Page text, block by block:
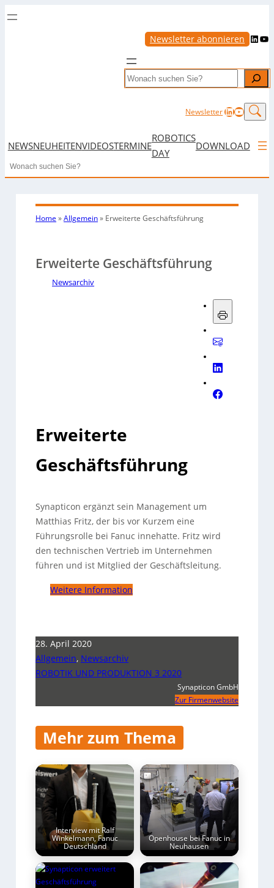
Newsletter abonnieren LinkedIn YouTube
Search
NewsletterLinkedIn
NEWSNEUHEITENVIDEOSTERMINE
ROBOTICS
DAY
DOWNLOAD
Search
Home »Allgemein» Erweiterte Geschäftsführung
Erweiterte Geschäftsführung
Newsarchiv
Erweiterte
Geschäftsführung
Synapticon ergänzt sein Management um
Matthias Fritz, der bis vor Kurzem eine
Führungsrolle bei Fanuc innehatte. Fritz wird
den technischen Vertrieb im Unternehmen
führen und ist Mitglied der Geschäftsleitung.
Weitere Information
28. April 2020
Allgemein, Newsarchiv
ROBOTIK UND PRODUKTION 3 2020
Synapticon GmbH
Zur Firmenwebsite
Mehr zum Thema
Interview mit Ralf
Winkelmann, Fanuc
Deutschland
Openhouse bei Fanuc in
Neuhausen